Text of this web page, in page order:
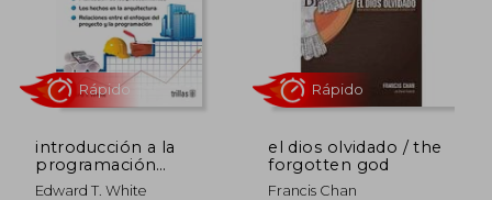
10%
dcto. $ 28.800
introducción a la
programación
arquitectónica
Edward T. White
el dios olvidado / the
forgotten god
Francis Chan